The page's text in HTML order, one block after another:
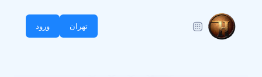
تهران ورود